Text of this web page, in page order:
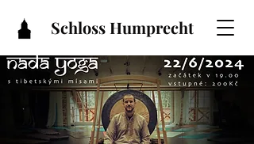
Schloss Humprecht